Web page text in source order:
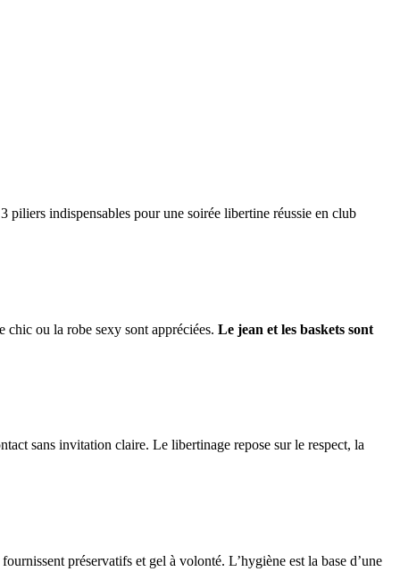
indispensables pour une soirée libertine réussie en club
ou la robe sexy sont appréciées. Le jean et les baskets sont
sans invitation claire. Le libertinage repose sur le respect, la
préservatifs et gel à volonté. L’hygiène est la base d’une